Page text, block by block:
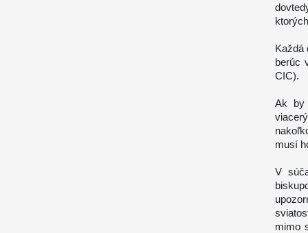
Každá
berúc
CIC).
Ak by
musí
V
mimo